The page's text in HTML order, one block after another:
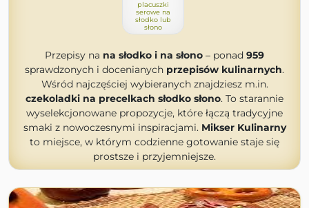
placuszki
serowe na
słodko lub
słono
Przepisy na na słodko i na słono – ponad 959
sprawdzonych i docenianych przepisów kulinarnych.
Wśród najczęściej wybieranych znajdziesz m.in.
czekoladki na precelkach słodko słono. To starannie
wyselekcjonowane propozycje, które łączą tradycyjne
smaki z nowoczesnymi inspiracjami. Mikser Kulinarny
to miejsce, w którym codzienne gotowanie staje się
prostsze i przyjemniejsze.